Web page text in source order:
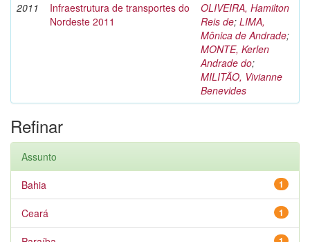
2011
Infraestrutura de transportes do
Nordeste 2011
OLIVEIRA, Hamilton
Reis de; LIMA,
Mônica de Andrade;
MONTE, Kerlen
Andrade do;
MILITÃO, Vivianne
Benevides
Refinar
Assunto
1
Bahia
1
Ceará